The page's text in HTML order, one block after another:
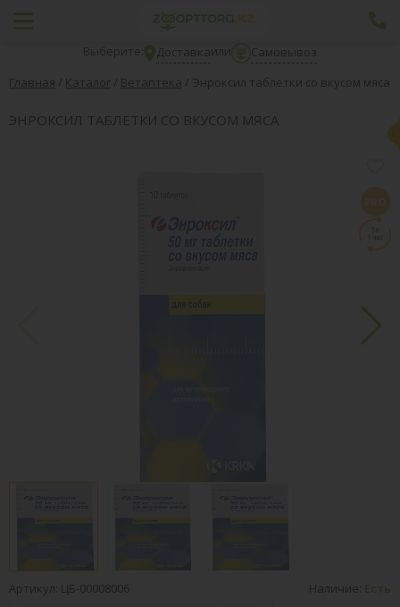
Выберите: Доставкаили
Самовывоз
Главная / Каталог / Ветаптека / Энроксил таблетки со вкусом мяса
ЭНРОКСИЛ ТАБЛЕТКИ СО ВКУСОМ МЯСА
Артикул: ЦБ-00008006 Наличие: Есть